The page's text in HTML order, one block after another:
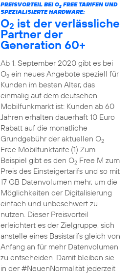
PREISVORTEIL BEI O2FREE TARIFEN UND
SPEZIALISIERTE HARDWARE:
O2 ist der verlässliche
Partner der
Generation 60+
Ab 1. September 2020 gibt es bei
O2ein neues Angebote speziell für
Kunden im besten Alter, das
einmalig auf dem deutschen
Mobilfunkmarkt ist: Kunden ab 60
Jahren erhalten dauerhaft 10 Euro
Rabatt auf die monatliche
Grundgebühr der aktuellen O2
Free Mobilfunktarife.(1) Zum
Beispiel gibt es den O2Free M zum
Preis des Einsteigertarifs und so mit
17 GB Datenvolumen mehr, um die
Möglichkeiten der Digitalisierung
einfach und unbeschwert zu
nutzen. Dieser Preisvorteil
erleichtert es der Zielgruppe, sich
anstelle eines Basistarifs gleich von
Anfang an für mehr Datenvolumen
zu entscheiden. Damit bleiben sie
in der #NeuenNormalität jederzeit